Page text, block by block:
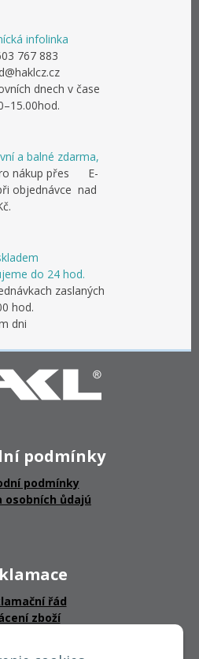
infolinka
767 883
dnech v čase
a balné zdarma,
nákup přes E-
objednávce nad
do 24 hod.
zaslaných
hod.
dni
podmínky
podmínky
osobních ůdajú
řád
zboží